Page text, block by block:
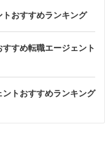
トおすすめランキング
すめ転職エージェント
ントおすすめランキング